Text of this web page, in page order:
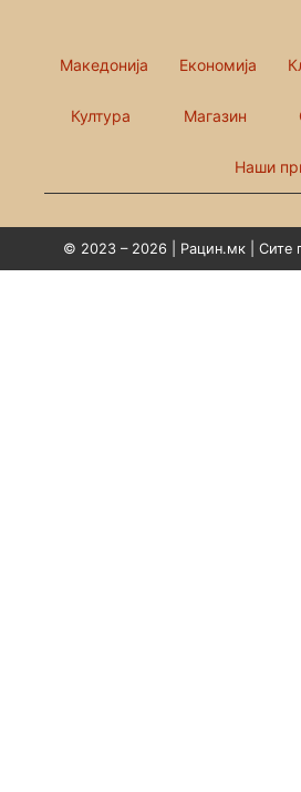
Македонија Економија
Култура Магазин
Наши
© 2023 – 2026 | Рацин.мк | Сите